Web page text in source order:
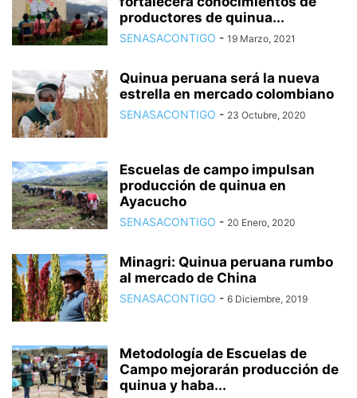
productores de quinua...
SENASACONTIGO - 19 Marzo, 2021
Quinua peruana será la nueva
estrella en mercado colombiano
SENASACONTIGO - 23 Octubre, 2020
Escuelas de campo impulsan
producción de quinua en
Ayacucho
SENASACONTIGO - 20 Enero, 2020
Minagri: Quinua peruana rumbo
al mercado de China
SENASACONTIGO - 6 Diciembre, 2019
Metodología de Escuelas de
Campo mejorarán producción de
quinua y haba...